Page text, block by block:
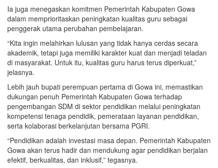
Ia juga menegaskan komitmen Pemerintah Kabupaten Gowa
dalam memprioritaskan peningkatan kualitas guru sebagai
penggerak utama perubahan pembelajaran.
“Kita ingin melahirkan lulusan yang tidak hanya cerdas secara
akademik, tetapi juga memiliki karakter kuat dan menjadi teladan
di masyarakat. Untuk itu, kualitas guru harus terus diperkuat,”
jelasnya.
Lebih jauh bupati perempuan pertama di Gowa ini, memastikan
dukungan penuh Pemerintah Kabupaten Gowa terhadap
pengembangan SDM di sektor pendidikan melalui peningkatan
kompetensi tenaga pendidik, pemerataan layanan pendidikan,
serta kolaborasi berkelanjutan bersama PGRI.
“Pendidikan adalah investasi masa depan. Pemerintah Kabupaten
Gowa akan terus hadir dan mendukung agar pendidikan berjalan
efektif, berkualitas, dan inklusif,” tegasnya.